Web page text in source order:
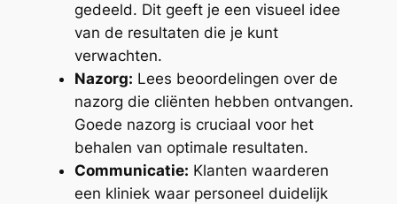
gedeeld. Dit geeft je een visueel idee
van de resultaten die je kunt
verwachten.
Nazorg: Lees beoordelingen over de
nazorg die cliënten hebben ontvangen.
Goede nazorg is cruciaal voor het
behalen van optimale resultaten.
Communicatie: Klanten waarderen
een kliniek waar personeel duidelijk